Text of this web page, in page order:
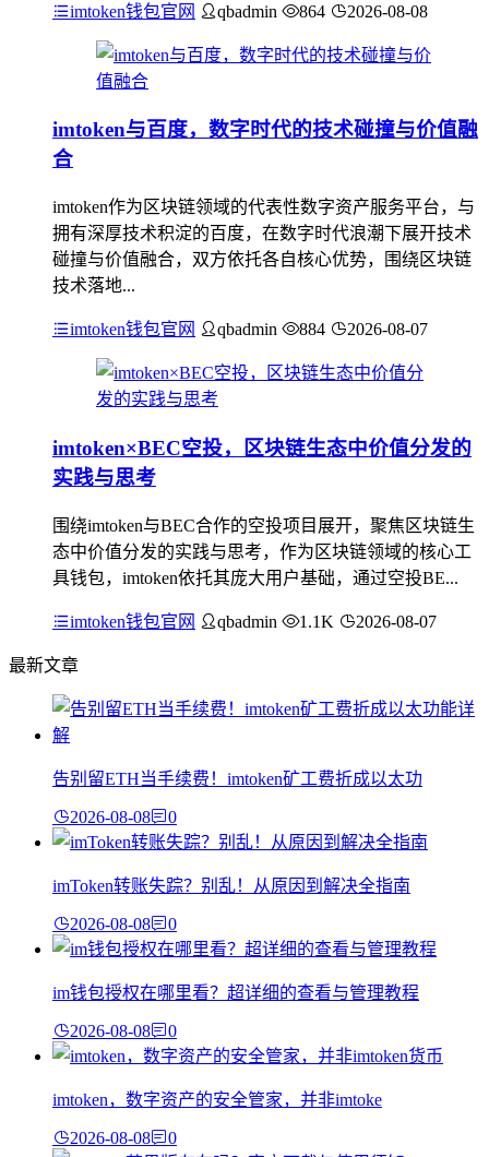
imtoken钱包官网 qbadmin 864 2026-08-08
imtoken与百度，数字时代的技术碰撞与价值融
合
imtoken作为区块链领域的代表性数字资产服务平台，与
拥有深厚技术积淀的百度，在数字时代浪潮下展开技术
碰撞与价值融合，双方依托各自核心优势，围绕区块链
技术落地...
imtoken钱包官网 qbadmin 884 2026-08-07
imtoken×BEC空投，区块链生态中价值分发的
实践与思考
围绕imtoken与BEC合作的空投项目展开，聚焦区块链生
态中价值分发的实践与思考，作为区块链领域的核心工
具钱包，imtoken依托其庞大用户基础，通过空投BE...
imtoken钱包官网 qbadmin 1.1K 2026-08-07
最新文章
告别留ETH当手续费！imtoken矿工费折成以太功
2026-08-08 0
imToken转账失踪？别乱！从原因到解决全指南
2026-08-08 0
im钱包授权在哪里看？超详细的查看与管理教程
2026-08-08 0
imtoken，数字资产的安全管家，并非imtoke
2026-08-08 0